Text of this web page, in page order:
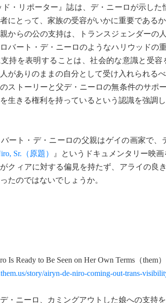
ド・リポーター』誌は、デ・ニーロが示し
にとって、家族の受容がいかに重要である
親からの公の支持は、トランスジェンダー
バート・デ・ニーロのようなハリウッドの
持を表明することは、社会的な意識と受
がありのままの自分として受け入れられる
ストーリーと父デ・ニーロの無条件のサポ
生きる権利を持っているという認識を強調し
ート・デ・ニーロの父親はゲイの画家で、
Sr.（原題）
』というドキュメンタリー映画
クィアに対する偏見を持たず、アライの良
たのではないでしょうか。
Is Ready to Be Seen on Her Own Terms（them）
story/airyn-de-niro-coming-out-trans-
・ニーロ、カミングアウトした娘への支持を